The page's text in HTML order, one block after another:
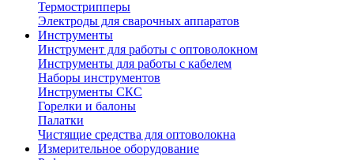
Термострипперы
Электроды для сварочных аппаратов
Инструменты
Инструмент для работы с оптоволокном
Инструменты для работы с кабелем
Наборы инструментов
Инструменты СКС
Горелки и балоны
Палатки
Чистящие средства для оптоволокна
Измерительное оборудование